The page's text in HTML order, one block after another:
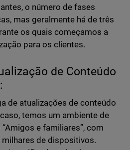
o número de fases
mas geralmente há de três
os quais começamos a
para os clientes.
de Conteúdo
de atualizações de conteúdo
temos um ambiente de
e familiares”, com
de dispositivos.